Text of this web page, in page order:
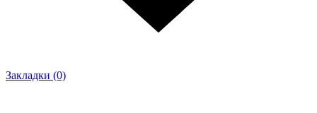
Закладки (0)